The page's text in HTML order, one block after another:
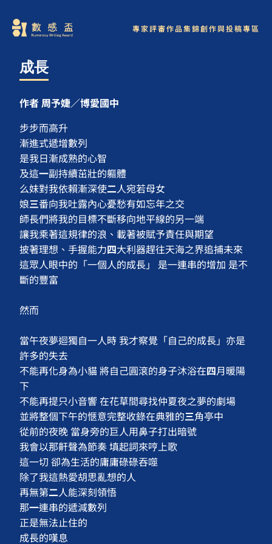
專家評審作品集錦創作與投稿專區
成長
作者 周予婕／博愛國中
步步而高升
漸進式遞增數列
是我日漸成熟的心智
及這一副持續茁壯的軀體
么妹對我依賴漸深使二人宛若母女
娘三番向我吐露內心憂愁有如忘年之交
師長們將我的目標不斷移向地平線的另一端
讓我乘著這規律的浪、載著被賦予責任與期望
披著理想、手握能力四大利器趕往天海之界追捕未來
這眾人眼中的「一個人的成長」 是一連串的增加 是不
斷的豐富
然而
當午夜夢迴獨自一人時 我才察覺「自己的成長」亦是
許多的失去
不能再化身為小貓 將自己圓滾的身子沐浴在四月暖陽
下
不能再提只小音響 在花草間尋找仲夏夜之夢的劇場
並將整個下午的愜意完整收錄在典雅的三角亭中
從前的夜晚 當身旁的巨人用鼻子打出暗號
我會以那鼾聲為節奏 填起詞來哼上歌
這一切 卻為生活的庸庸碌碌吞噬
除了我這熱愛胡思亂想的人
再無第二人能深刻領悟
那一連串的遞減數列
正是無法止住的
成長的嘆息